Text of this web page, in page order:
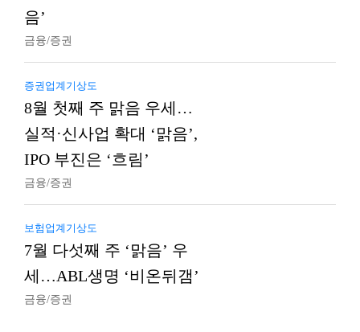
음’
금융/증권
증권업계기상도
8월 첫째 주 맑음 우세…
실적·신사업 확대 ‘맑음’,
IPO 부진은 ‘흐림’
금융/증권
보험업계기상도
7월 다섯째 주 ‘맑음’ 우
세…ABL생명 ‘비온뒤갬’
금융/증권